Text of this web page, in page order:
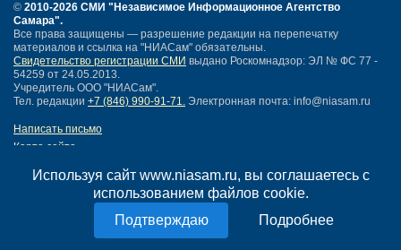
Используя сайт www.niasam.ru, вы соглашаетесь с
использованием файлов cookie.
Подробнее
© 2010-2026 СМИ "Независимое Информационное Агентство
Самара".
Все права защищены — разрешение редакции на перепечатку
материалов и ссылка на "НИАСам" обязательны.
Свидетельство регистрации СМИ выдано Роскомнадзор: ЭЛ № ФС 77 -
54259 от 24.05.2013.
Учредитель ООО "НИАСам".
Тел. редакции +7 (846) 990-91-71. Электронная почта: info@niasam.ru
Написать письмо
Карта сайта
Политика конфиденциальности
Согласие на обработку персональных данных